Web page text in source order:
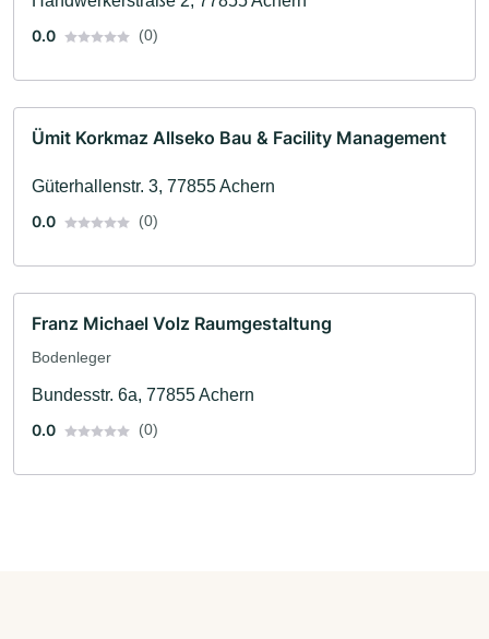
0.0
(0)
Ümit Korkmaz Allseko Bau & Facility Management
Güterhallenstr. 3, 77855 Achern
0.0
(0)
Franz Michael Volz Raumgestaltung
Bodenleger
Bundesstr. 6a, 77855 Achern
0.0
(0)